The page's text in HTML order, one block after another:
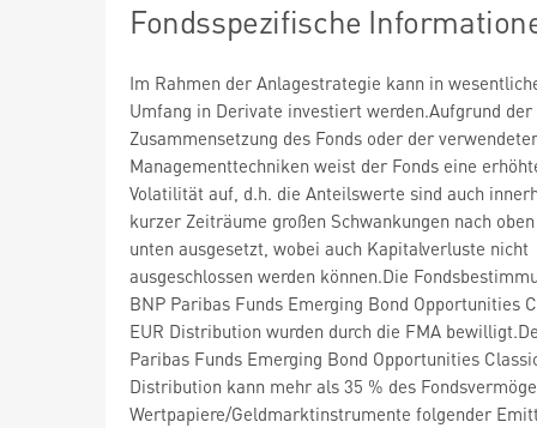
Fondsspezifische
Im Rahmen der Anlagestrategie kann in
Umfang in Derivate investiert werden.Aufgrund der
Zusammensetzung des Fonds oder der
Managementtechniken weist der Fonds eine
Volatilität auf, d.h. die Anteilswerte sind auch
kurzer Zeiträume großen Schwankungen nach
unten ausgesetzt, wobei auch Kapitalverluste nicht
ausgeschlossen werden können.Die
BNP Paribas Funds Emerging Bond Opportunities
EUR Distribution wurden durch die FMA
Paribas Funds Emerging Bond Opportunities
Distribution kann mehr als 35 % des
Wertpapiere/Geldmarktinstrumente folgender